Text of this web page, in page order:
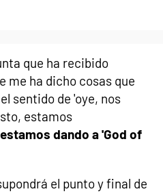
que ha recibido
me ha dicho cosas que
sentido de 'oye, nos
estamos
estamos dando a 'God of
el punto y final de